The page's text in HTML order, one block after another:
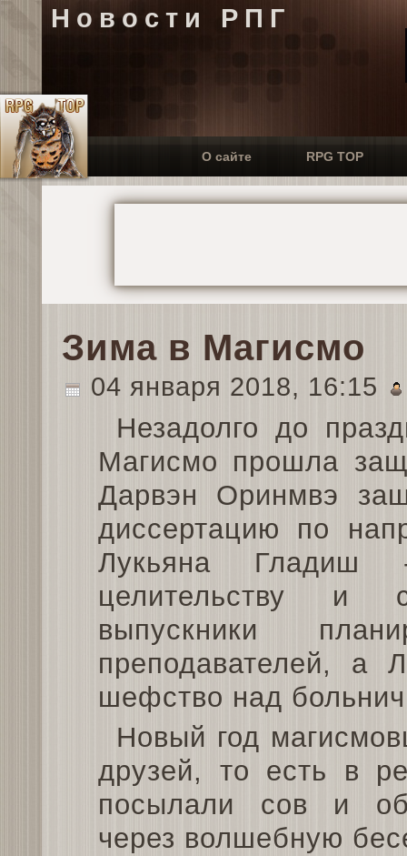
Новости РПГ
О сайте RPG TOP
Зима в Магисмо
04 января 2018, 16:15
Незадолго до
Магисмо прошла
Дарвэн Оринмвэ
диссертацию по
Лукьяна
целительству и
выпускники
преподавателей, а
шефство над
Новый год
друзей, то есть в
посылали сов и
через волшебную